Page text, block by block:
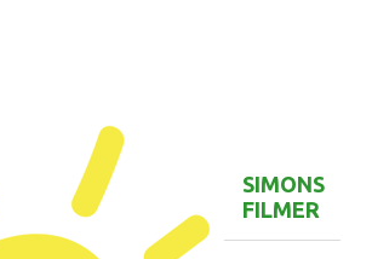
SIMONS
FILMER